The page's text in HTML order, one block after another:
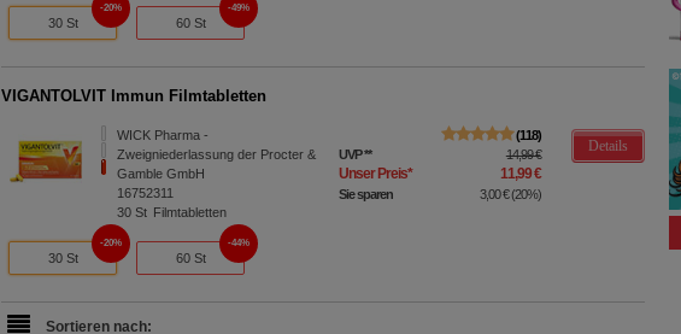
30 St
20%
60 St
49%
VIGANTOLVIT Immun Filmtabletten
WICK Pharma -
Zweigniederlassung der Procter &
Gamble GmbH
16752311
30St Filmtabletten
118
UVP** 14,99 €
Unser Preis* 11,99 €
Sie sparen 3,00 €(20%)
Details
30 St
20%
60 St
44%
Sortieren nach: